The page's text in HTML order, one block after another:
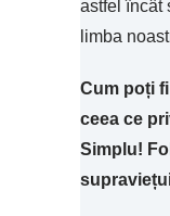
astfel încât
limba
Cum poți
ceea ce
Simplu!